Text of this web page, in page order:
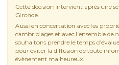
Cette décision intervient après une
Gironde.
Aussi en concertation avec les
cambriolages et avec l’ensemble de
souhaitons prendre le temps
pour éviter la diffusion de toute
évènement malheureux.